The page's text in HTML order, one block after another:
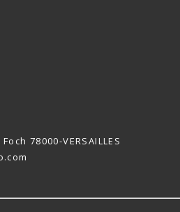
78000-VERSAILLES